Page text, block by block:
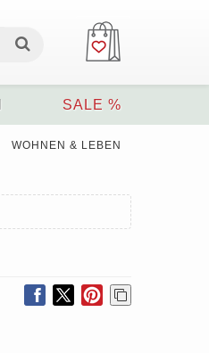
SALE %
WOHNEN & LEBEN